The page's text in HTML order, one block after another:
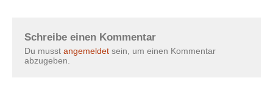
Schreibe einen Kommentar
Du musst angemeldet sein, um einen Kommentar
abzugeben.